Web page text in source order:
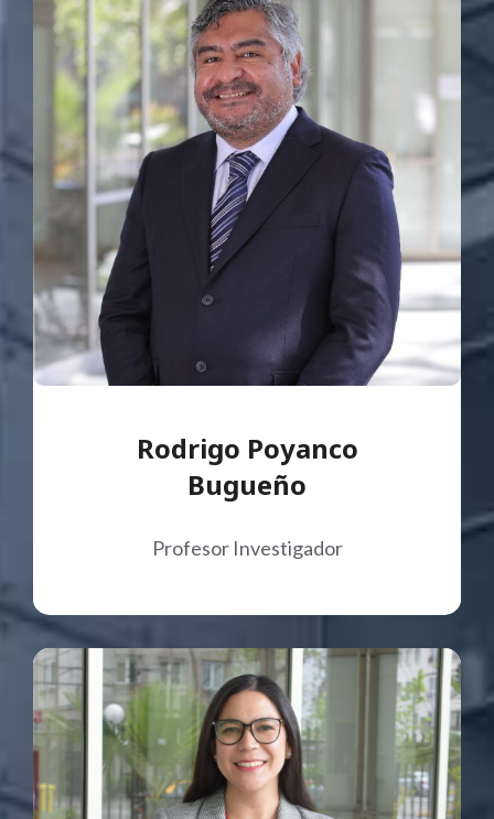
Rodrigo Poyanco
Bugueño
Profesor Investigador